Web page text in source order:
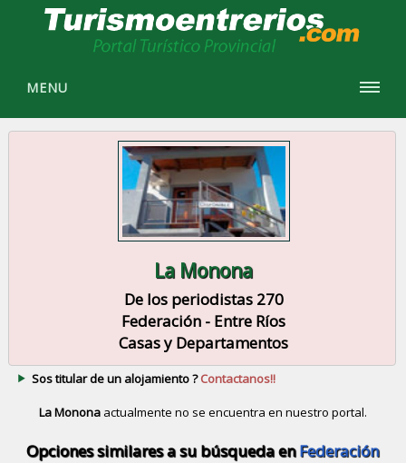
MENU
La Monona
De los periodistas 270
Federación - Entre Ríos
Casas y Departamentos
Sos titular de un alojamiento ?Contactanos!!
La Mononaactualmente no se encuentra en nuestro portal.
Opciones similares a su búsqueda enFederación